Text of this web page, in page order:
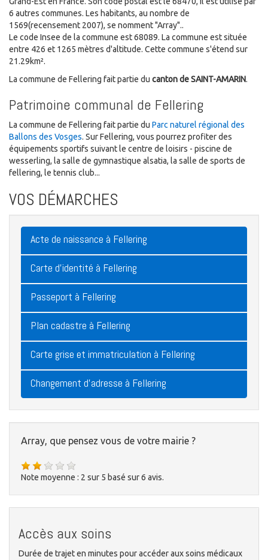
6 autres communes. Les habitants, au nombre de
1569(recensement 2007), se nomment "Array"..
Le code Insee de la commune est 68089. La commune est située
entre 426 et 1265 mètres d'altitude. Cette commune s'étend sur
21.29km².
La commune de Fellering fait partie du canton de SAINT-AMARIN.
Patrimoine communal de Fellering
La commune de Fellering fait partie du Parc naturel régional des
Ballons des Vosges. Sur Fellering, vous pourrez profiter des
équipements sportifs suivant le centre de loisirs - piscine de
wesserling, la salle de gymnastique alsatia, la salle de sports de
fellering, le tennis club...
VOS DÉMARCHES
Acte de naissance à Fellering
Carte d'identité à Fellering
Passeport à Fellering
Plan cadastre à Fellering
Carte grise et immatriculation à Fellering
Changement d'adresse à Fellering
Array, que pensez vous de votre mairie ?
Note moyenne : 2 sur 5 basé sur6 avis.
Accès aux soins
Durée de trajet en minutes pour accéder aux soins médicaux